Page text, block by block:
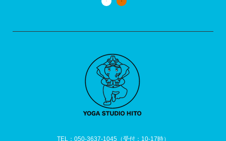
TEL：050-3637-1045（受付：10-17時）